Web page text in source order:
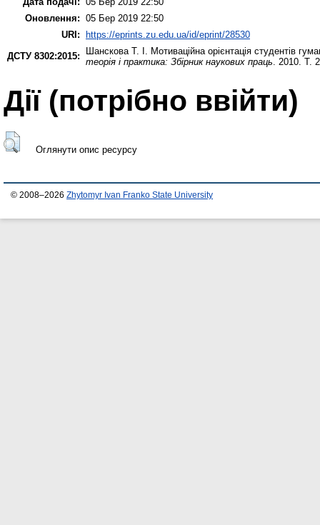
Оновлення: 05 Бер 2019 22:50
URI: https://eprints.zu.edu.ua/id/eprint/28530
ДСТУ 8302:2015:
Шанскова Т. І.
Мотиваційна орієнтація студентів
теорія і практика: Збірник наукових праць . 2010.
Дії ​​(потрібно ввійти)
Оглянути опис ресурсу
© 2008–2026 Zhytomyr Ivan Franko State University